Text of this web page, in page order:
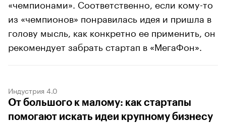
«чемпионами». Соответственно, если кому-то
из «чемпионов» понравилась идея и пришла в
голову мысль, как конкретно ее применить, он
рекомендует забрать стартап в «МегаФон».
Индустрия 4.0
От большого к малому: как стартапы
помогают искать идеи крупному бизнесу